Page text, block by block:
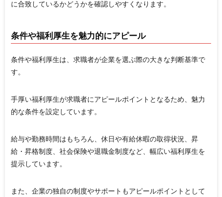
に合致しているかどうかを確認しやすくなります。
条件や福利厚生を魅力的にアピール
条件や福利厚生は、求職者が企業を選ぶ際の大きな判断基準で
す。
手厚い福利厚生が求職者にアピールポイントとなるため、魅力
的な条件を設定しています。
給与や勤務時間はもちろん、休日や有給休暇の取得状況、昇
給・昇格制度、社会保険や退職金制度など、幅広い福利厚生を
提示しています。
また、企業の独自の制度やサポートもアピールポイントとして